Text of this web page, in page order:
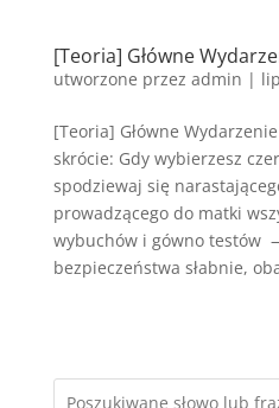
[Teoria] Główne
utworzone przez admin |
[Teoria] Główne
skrócie: Gdy wybierzesz
spodziewaj się
prowadzącego do matki
wybuchów i gówno testów
bezpieczeństwa słabnie,